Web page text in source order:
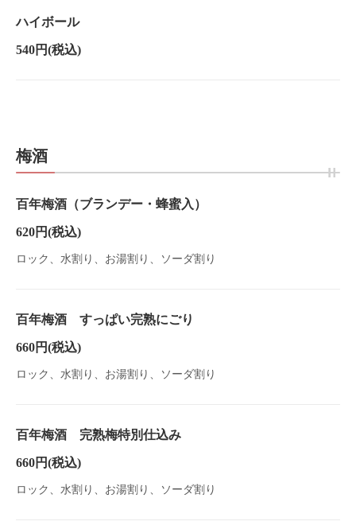
ハイボール
540円(税込)
梅酒
百年梅酒（ブランデー・蜂蜜入）
620円(税込)
ロック、水割り、お湯割り、ソーダ割り
百年梅酒 すっぱい完熟にごり
660円(税込)
ロック、水割り、お湯割り、ソーダ割り
百年梅酒 完熟梅特別仕込み
660円(税込)
ロック、水割り、お湯割り、ソーダ割り